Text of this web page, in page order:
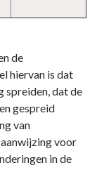
de
hiervan is dat
spreiden, dat de
gespreid
van
voor
in de